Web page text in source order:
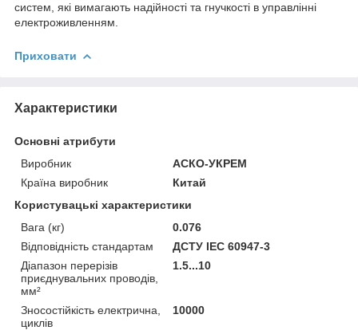
систем, які вимагають надійності та гнучкості в управлінні
електроживленням.
Приховати
Характеристики
Основні атрибути
Виробник
АСКО-УКРЕМ
Країна виробник
Китай
Користувацькі характеристики
Вага (кг)
0.076
Відповідність стандартам
ДСТУ IEC 60947-3
Діапазон перерізів
приєднувальних проводів,
мм²
1.5...10
Зносостійкість електрична,
циклів
10000